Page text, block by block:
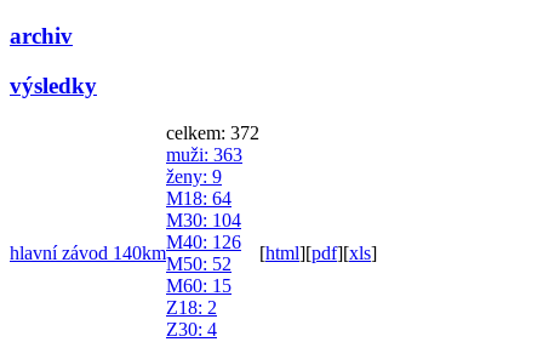
archiv
výsledky
hlavní závod 140km
celkem: 372
muži: 363
ženy: 9
M18: 64
M30: 104
M40: 126
M50: 52
M60: 15
Z18: 2
Z30: 4
[html][pdf][xls]